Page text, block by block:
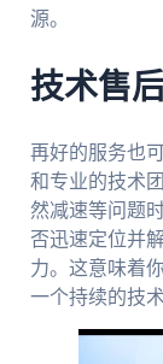
源。
技术售
再好的服务也
和专业的技术
然减速等问题
否迅速定位并
力。这意味着
一个持续的技